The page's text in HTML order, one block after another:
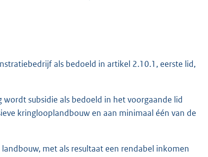
als bedoeld in artikel 2.10.1, eerste lid,
subsidie als bedoeld in het voorgaande lid
kringlooplandbouw en aan minimaal één van de
met als resultaat een rendabel inkomen